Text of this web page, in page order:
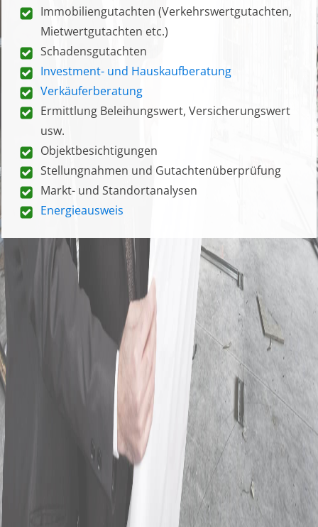
Immobiliengutachten (Verkehrswertgutachten,
Mietwertgutachten etc.)
Schadensgutachten
Investment- und Hauskaufberatung
Verkäuferberatung
Ermittlung Beleihungswert, Versicherungswert
usw.
Objektbesichtigungen
Stellungnahmen und Gutachtenüberprüfung
Markt- und Standortanalysen
Energieausweis